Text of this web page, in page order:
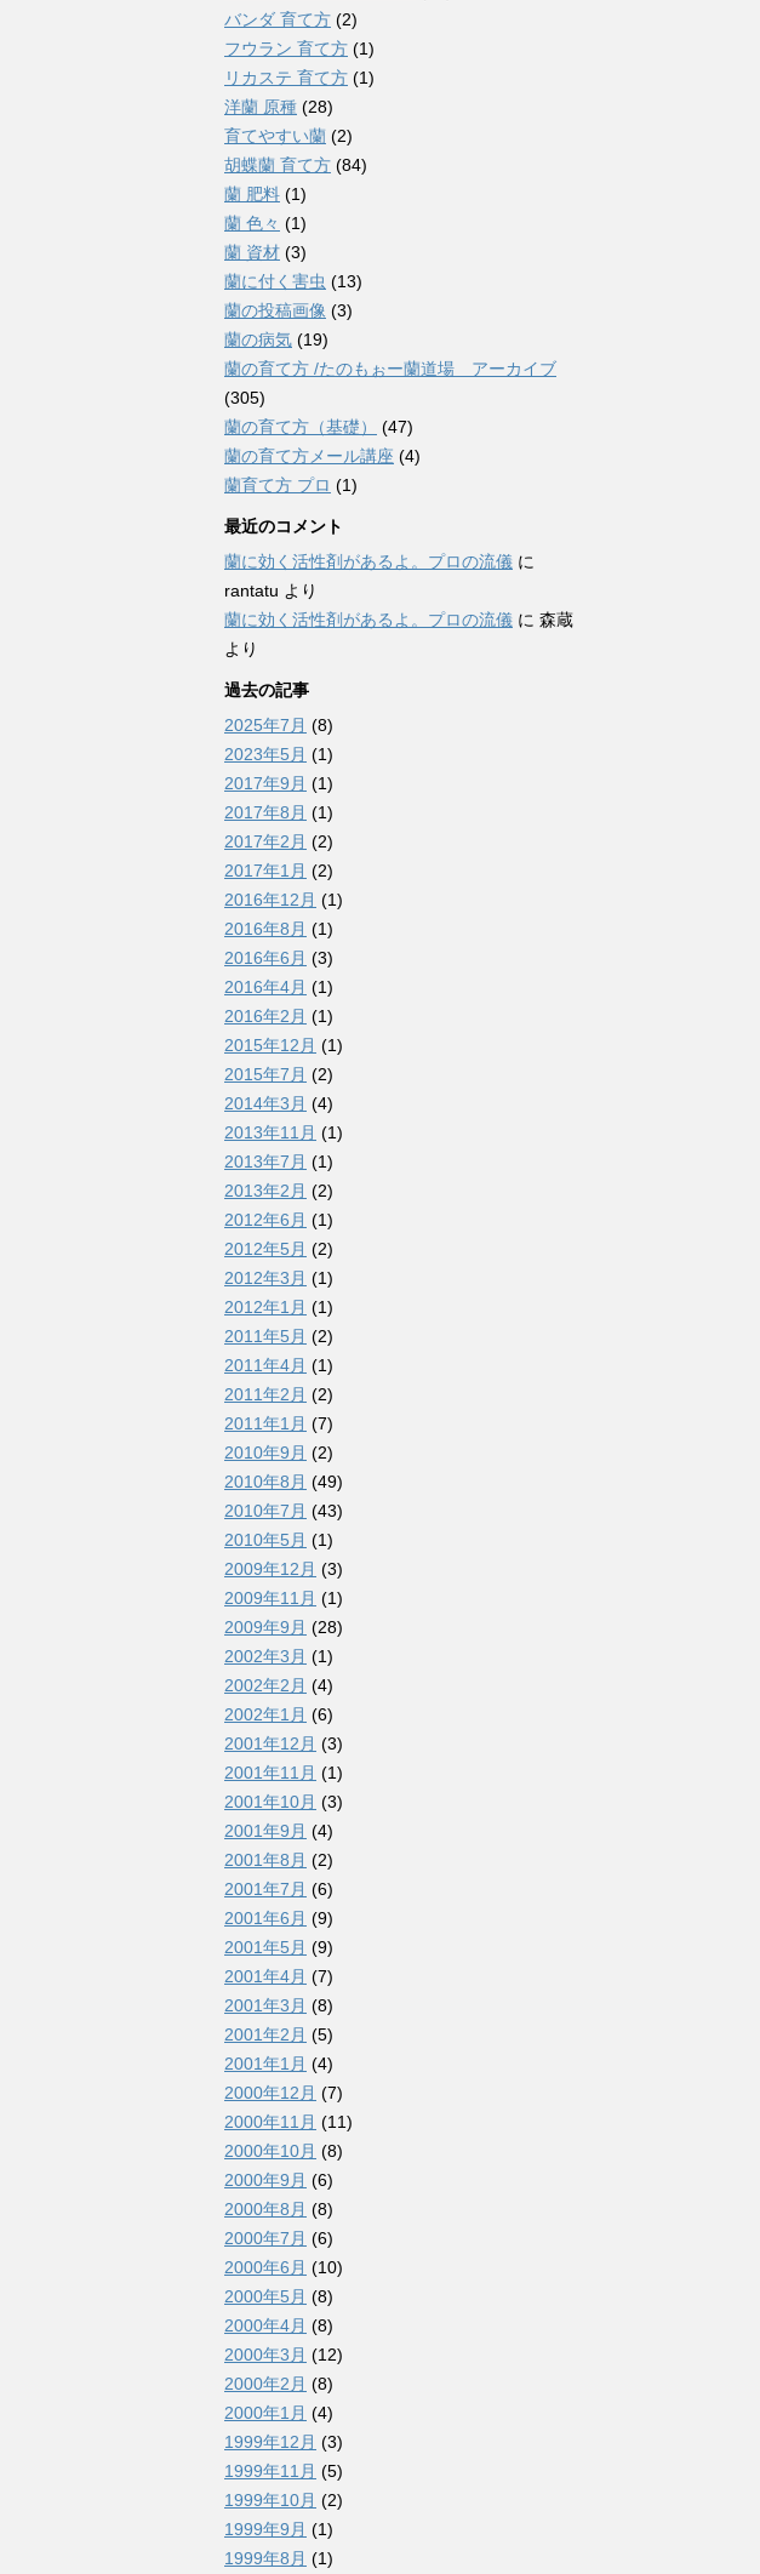
バンダ 育て方 (2)
フウラン 育て方 (1)
リカステ 育て方 (1)
洋蘭 原種 (28)
育てやすい蘭 (2)
胡蝶蘭 育て方 (84)
蘭 肥料 (1)
蘭 色々 (1)
蘭 資材 (3)
蘭に付く害虫 (13)
蘭の投稿画像 (3)
蘭の病気 (19)
蘭の育て方 /たのもぉー蘭道場 アーカイブ
(305)
蘭の育て方（基礎）
(47)
蘭の育て方メール講座 (4)
蘭育て方 プロ (1)
最近のコメント
蘭に効く活性剤があるよ。プロの流儀 に
rantatu より
蘭に効く活性剤があるよ。プロの流儀 に 森蔵
より
過去の記事
2025年7月 (8)
2023年5月 (1)
2017年9月 (1)
2017年8月 (1)
2017年2月 (2)
2017年1月 (2)
2016年12月 (1)
2016年8月 (1)
2016年6月 (3)
2016年4月 (1)
2016年2月 (1)
2015年12月 (1)
2015年7月 (2)
2014年3月 (4)
2013年11月 (1)
2013年7月 (1)
2013年2月 (2)
2012年6月 (1)
2012年5月 (2)
2012年3月 (1)
2012年1月 (1)
2011年5月 (2)
2011年4月 (1)
2011年2月 (2)
2011年1月 (7)
2010年9月 (2)
2010年8月 (49)
2010年7月 (43)
2010年5月 (1)
2009年12月 (3)
2009年11月 (1)
2009年9月 (28)
2002年3月 (1)
2002年2月 (4)
2002年1月 (6)
2001年12月 (3)
2001年11月 (1)
2001年10月 (3)
2001年9月 (4)
2001年8月 (2)
2001年7月 (6)
2001年6月 (9)
2001年5月 (9)
2001年4月 (7)
2001年3月 (8)
2001年2月 (5)
2001年1月 (4)
2000年12月 (7)
2000年11月 (11)
2000年10月 (8)
2000年9月 (6)
2000年8月 (8)
2000年7月 (6)
2000年6月 (10)
2000年5月 (8)
2000年4月 (8)
2000年3月 (12)
2000年2月 (8)
2000年1月 (4)
1999年12月 (3)
1999年11月 (5)
1999年10月 (2)
1999年9月 (1)
1999年8月 (1)